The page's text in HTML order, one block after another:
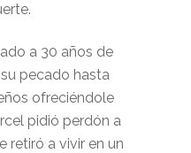
a 30 años de
pecado hasta
ofreciéndole
pidió perdón a
retiró a vivir en un